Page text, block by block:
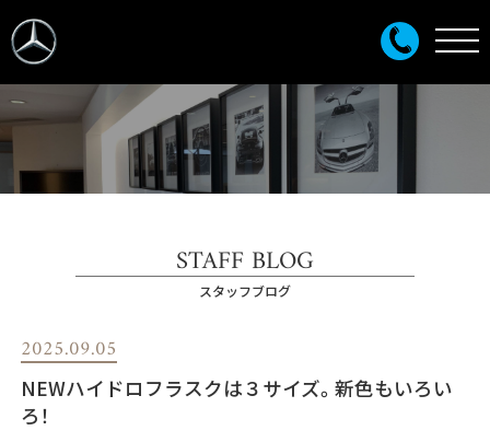
STAFF BLOG
スタッフブログ
2025.09.05
NEWハイドロフラスクは３サイズ。新色もいろい
ろ！